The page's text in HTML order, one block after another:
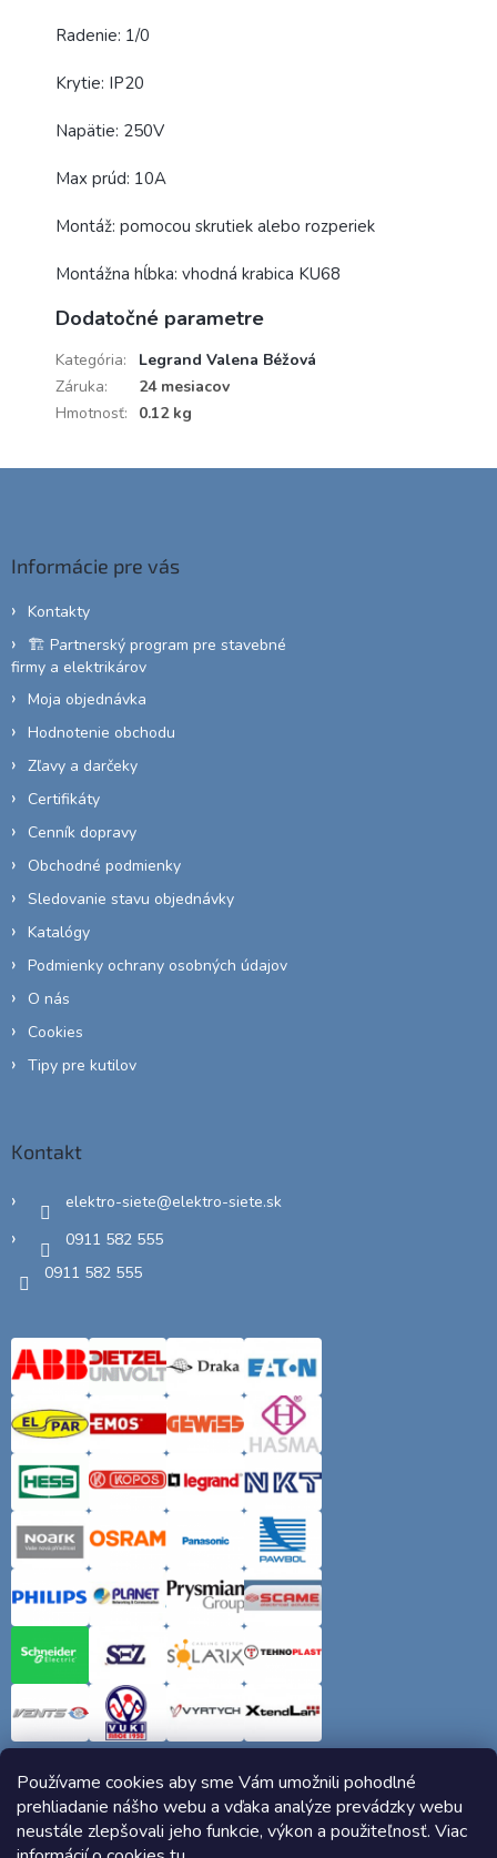
Používame cookies aby sme Vám umožnili pohodlné
prehliadanie nášho webu a vďaka analýze prevádzky webu
neustále zlepšovali jeho funkcie, výkon a použiteľnosť. Viac
Radenie: 1/0
Krytie: IP20
Napätie: 250V
Max prúd: 10A
Montáž: pomocou skrutiek alebo rozperiek
Montážna hĺbka: vhodná krabica KU68
Dodatočné parametre
Kategória:
Legrand Valena Béžová
Záruka:
24 mesiacov
Hmotnosť: 0.12 kg
Informácie pre vás
Kontakty
🏗️ Partnerský program pre stavebné
firmy a elektrikárov
Moja objednávka
Hodnotenie obchodu
Zľavy a darčeky
Certifikáty
Cenník dopravy
Obchodné podmienky
Sledovanie stavu objednávky
Katalógy
Podmienky ochrany osobných údajov
O nás
Cookies
Tipy pre kutilov
Kontakt
elektro-siete@elektro-siete.sk
0911 582 555
0911 582 555